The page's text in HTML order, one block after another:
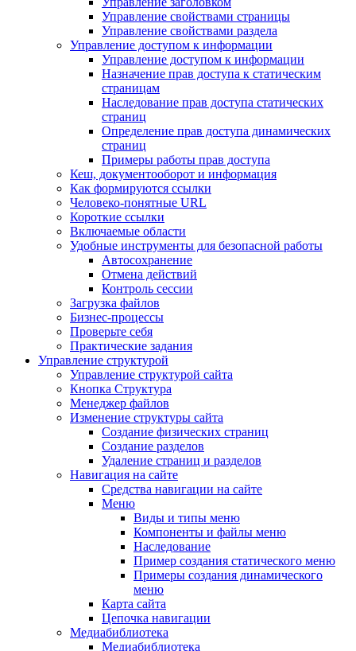
Управление свойствами страницы
Управление свойствами раздела
Управление доступом к информации
Управление доступом к информации
Назначение прав доступа к статическим
страницам
Наследование прав доступа статических
страниц
Определение прав доступа динамических
страниц
Примеры работы прав доступа
Кеш, документооборот и информация
Как формируются ссылки
Человеко-понятные URL
Короткие ссылки
Включаемые области
Удобные инструменты для безопасной работы
Автосохранение
Отмена действий
Контроль сессии
Загрузка файлов
Бизнес-процессы
Проверьте себя
Практические задания
Управление структурой
Управление структурой сайта
Кнопка Структура
Менеджер файлов
Изменение структуры сайта
Создание физических страниц
Создание разделов
Удаление страниц и разделов
Навигация на сайте
Средства навигации на сайте
Меню
Виды и типы меню
Компоненты и файлы меню
Наследование
Пример создания статического меню
Примеры создания динамического
меню
Карта сайта
Цепочка навигации
Медиабиблиотека
Медиабиблиотека